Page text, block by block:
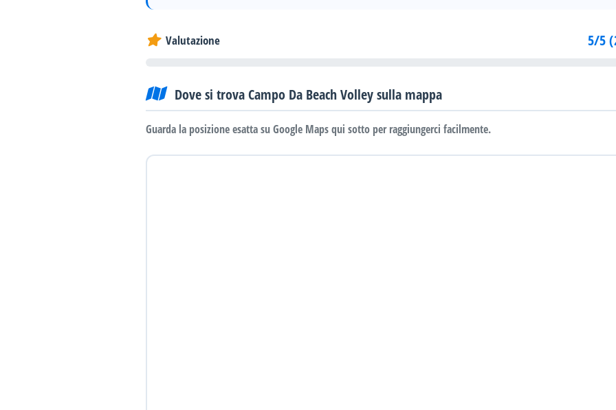
Valutazione 5/5
Dove si trova Campo Da Beach Volley sulla mappa
Guarda la posizione esatta su Google Maps qui sotto per raggiungerci facilmente.